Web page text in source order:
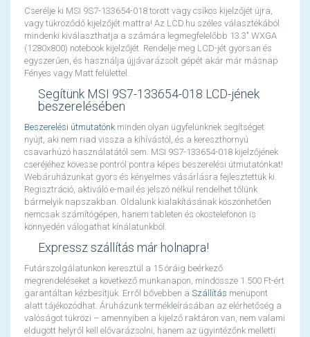
Cserélje ki MSI 9S7-133654-018 törött vagy csíkos kijelzőjét újra,
vagy tükröződő kijelzőjét mattra! Az LCD.hu széles választékából
mindenki kiválaszthatja a számára legmegfelelőbb 13.3" WXGA
(1280x800) notebook kijelzőjét. Rendelje meg LCD-jét gyorsan és
egyszerűen, és használja újjávarázsolt gépét akár már másnap
Fényes vagy Matt felülettel.
Segítünk MSI 9S7-133654-018 LCD-jének
beszerelésében
Beszerelési útmutatónkminden olyan ügyfelünknek segítséget
nyújt, aki nem riad vissza a kihívástól, és a kereszthornyú
csavarhúzó használatától sem. MSI 9S7-133654-018 kijelzőjének
cseréjéhez kövesse pontról pontra képes beszerelési útmutatónkat!
Webáruházunkat gyors és kényelmes vásárlásra fejlesztettük ki.
Regisztráció, aktiváló e-mail és jelszó nélkül rendelhet tőlünk
bármelyik napszakban. Oldalunk kialakításának köszönhetően
nemcsak számítógépen, hanem tableten és okostelefonon is
könnyedén válogathat kínálatunkból.
Expressz szállítás már holnapra!
Futárszolgálatunkon keresztül a 15 óráig beérkező
megrendeléseket a következő munkanapon, mindössze 1.500 Ft-ért
garantáltan kézbesítjük. Erről bővebben a Szállítás menüpont
alatt tájékozódhat. Áruházunk termékleírásában az elérhetőség a
valóságot tükrözi – amennyiben a kijelző raktáron van, nem valami
eldugott helyről kell elővarázsolni, hanem az ügyintézőnk melletti